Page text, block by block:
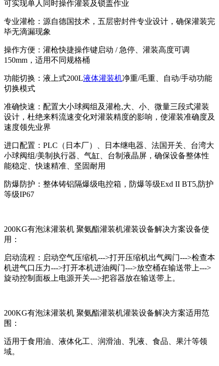
可实现单人同时操作灌装及锁盖作业
专业灌枪：源自德国技术，五层密封件专业设计，确保灌装完
毕无滴漏现象
操作方便：灌枪快捷操作键启动 / 急停、灌装高度可调
150mm，适用不同规格桶
功能切换：液上式200L液体灌装机净重/毛重、自动/手动功能
切换模式
准确快速：配置大小球阀组及灌枪,大、小、微量三段式灌装
设计，杜绝来料流速变化对灌装精度的影响，使灌装准确度及
速度领先业界
进口配置：PLC（日本厂）、日本继电器、法国开关、台湾大
小球阀组/美制执行器、气缸、台制液晶屏，确保设备整体性
能稳定、快速精准、坚固耐用
防爆防护：整体铸铝隔爆级电控箱，防爆等级Exd II BT5,防护
等级IP67
200KG有泡沫灌装机 聚氨酯灌装机灌装设备解决方案设备使
用：
启动流程：启动空气压缩机--->打开压缩机出气阀门--->检查本
机进气口压力--->打开本机进油阀门--->放空桶在输送带上--->
旋动控制面板上电源开关--->把容器放在输送带上。
200KG有泡沫灌装机 聚氨酯灌装机灌装设备解决方案适用范
围：
适用于食用油、液体化工、润滑油、乳液、食品、果汁等领
域。